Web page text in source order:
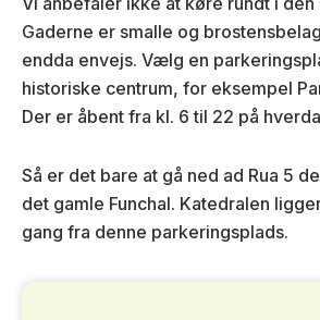
Gaderne er smalle og
endda envejs. Vælg en
historiske centrum, for eksempel
Der er åbent fra kl. 6 til 22 på
Så er det bare at gå ned ad Rua 5
det gamle Funchal. Katedralen
gang fra denne parkeringsplads.